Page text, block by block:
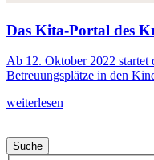
Das Kita-Portal des
Ab 12. Oktober 2022
Betreuungsplätze in den
weiterlesen
Suche